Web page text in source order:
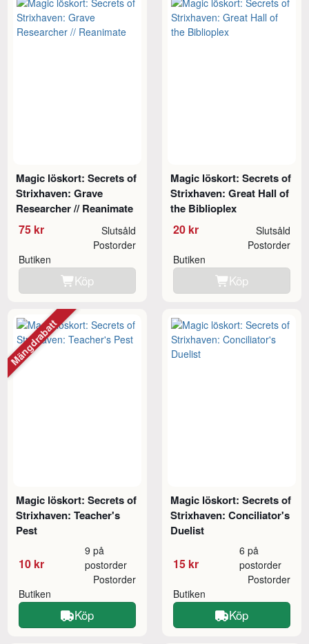
Magic löskort: Secrets of
Strixhaven: Grave
Researcher // Reanimate
75 kr Slutsåld
Butiken
Postorder
Köp
Magic löskort: Secrets of
Strixhaven: Great Hall of
the Biblioplex
20 kr Slutsåld
Butiken
Postorder
Köp
Magic löskort: Secrets of
Strixhaven: Teacher's
Pest
10 kr
9 på
postorder
Butiken
Postorder
Köp
Mängdrabatt
Magic löskort: Secrets of
Strixhaven: Conciliator's
Duelist
15 kr
6 på
postorder
Butiken
Postorder
Köp